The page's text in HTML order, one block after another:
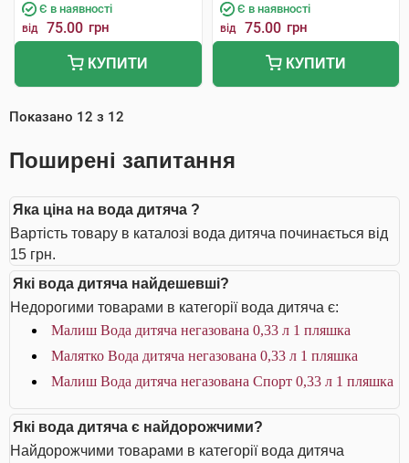
Є в наявності
від 75.00 грн
КУПИТИ
Є в наявності
від 75.00 грн
КУПИТИ
Показано 12 з 12
Поширені запитання
Яка ціна на вода дитяча ?
Вартість товару в каталозі вода дитяча починається від
15 грн.
Які вода дитяча найдешевші?
Недорогими товарами в категорії вода дитяча є:
Малиш Вода дитяча негазована 0,33 л 1 пляшка
Малятко Вода дитяча негазована 0,33 л 1 пляшка
Малиш Вода дитяча негазована Спорт 0,33 л 1 пляшка
Які вода дитяча є найдорожчими?
Найдорожчими товарами в категорії вода дитяча